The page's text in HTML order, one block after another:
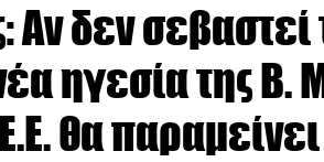
Αν δεν
ηγεσία της Β.
θα